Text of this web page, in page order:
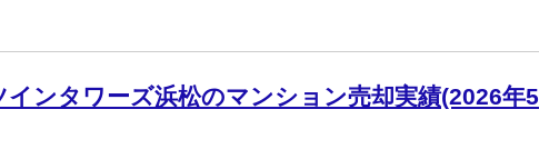
ンタワーズ浜松のマンション売却実績(2026年5